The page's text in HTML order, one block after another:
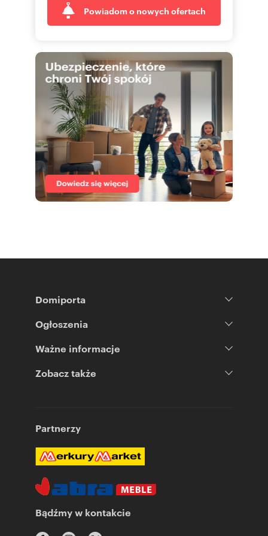
Numer oferty: 6690/2089/ODS
Nr licencji zawodowej: 19641
Powiadom o nowych ofertach
Domiporta
Ogłoszenia
Ważne informacje
Zobacz także
Partnerzy
Bądźmy w kontakcie